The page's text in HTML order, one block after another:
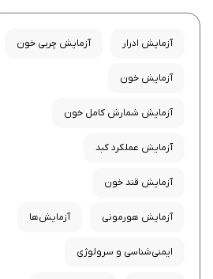
خدمات بادی‌بان
درباره ما
آزمایش کراتینین خون
آزمایش کراتینین خون
آزمایش ادرار آزمایش چربی خون
آزمایش خون
آزمایش شمارش کامل خون
آزمایش عملکرد کبد
آزمایش قند خون
آزمایش هورمونی آزمایش‌ها
ایمنی‌شناسی و سرولوژی